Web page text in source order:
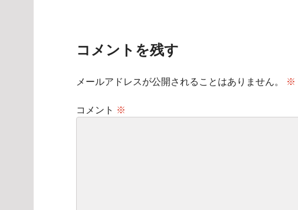
コメントを残す
メールアドレスが公開されることはありません。 ※
コメント ※